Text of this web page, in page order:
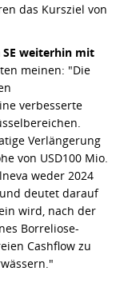
das Kursziel von
SE weiterhin mit
meinen: "Die
verbesserte
Verlängerung
von USD100 Mio.
weder 2024
deutet darauf
wird, nach der
Borreliose-
Cashflow zu